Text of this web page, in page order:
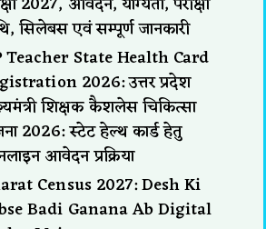
सिलेबस एवं सम्पूर्ण जानकारी
Teacher State Health Card
2026: उत्तर प्रदेश
शिक्षक कैशलेस चिकित्सा
2026: स्टेट हेल्थ कार्ड हेतु
आवेदन प्रक्रिया
Census 2027: Desh Ki
Badi Ganana Ab Digital